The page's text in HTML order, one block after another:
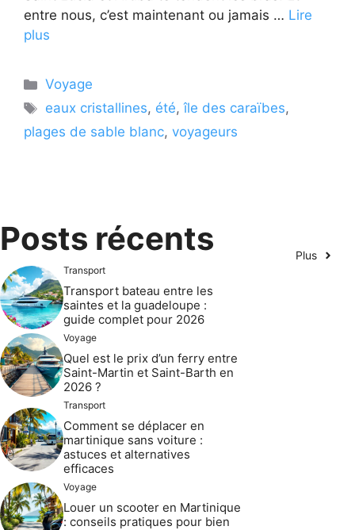
entre nous, c’est maintenant ou jamais … Lire
plus
Catégories
Voyage
Étiquettes
eaux cristallines, été,île des caraïbes,
plages de sable blanc, voyageurs
Posts récents Plus
Transport
Transport bateau entre les
saintes et la guadeloupe :
guide complet pour 2026
Voyage
Quel est le prix d’un ferry entre
Saint-Martin et Saint-Barth en
2026 ?
Transport
Comment se déplacer en
martinique sans voiture :
astuces et alternatives
efficaces
Voyage
Louer un scooter en Martinique
: conseils pratiques pour bien